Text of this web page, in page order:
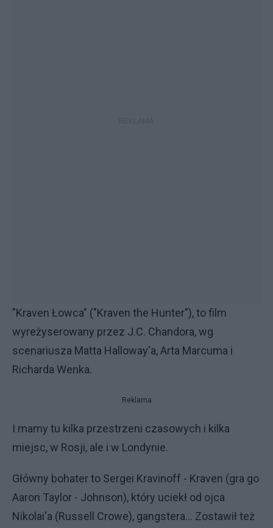
"Kraven Łowca" ("Kraven the Hunter"), to film
wyreżyserowany przez J.C. Chandora, wg
scenariusza Matta Halloway'a, Arta Marcuma i
Richarda Wenka.
Reklama
I mamy tu kilka przestrzeni czasowych i kilka
miejsc, w Rosji, ale i w Londynie.
Główny bohater to Sergei Kravinoff - Kraven (gra go
Aaron Taylor - Johnson), który uciekł od ojca
Nikolai'a (Russell Crowe), gangstera... Zostawił też